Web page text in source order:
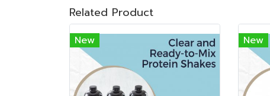
Related Product
New New